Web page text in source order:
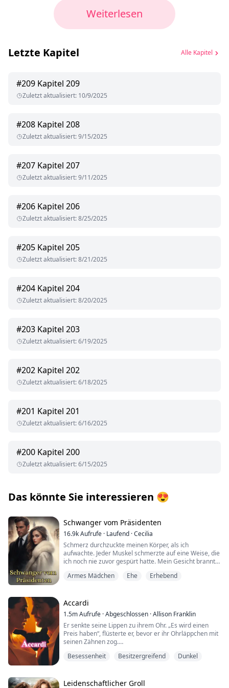
Weiterlesen
Letzte Kapitel Alle Kapitel
#209 Kapitel 209
Zuletzt aktualisiert: 10/9/2025
#208 Kapitel 208
Zuletzt aktualisiert:9/15/2025
#207 Kapitel 207
Zuletzt aktualisiert:9/11/2025
#206 Kapitel 206
Zuletzt aktualisiert:8/25/2025
#205 Kapitel 205
Zuletzt aktualisiert:8/21/2025
#204 Kapitel 204
Zuletzt aktualisiert:8/20/2025
#203 Kapitel 203
Zuletzt aktualisiert:6/19/2025
#202 Kapitel 202
Zuletzt aktualisiert:6/18/2025
#201 Kapitel 201
Zuletzt aktualisiert:6/16/2025
#200 Kapitel 200
Zuletzt aktualisiert:6/15/2025
Das könnte Sie interessieren 😍
Schwanger vom Präsidenten
16.9kAufrufe · Laufend ·Cecilia
Schmerz durchzuckte meinen Körper, als ich
aufwachte. Jeder Muskel schmerzte auf eine Weise, die
ich noch nie zuvor gespürt hatte. Mein Gesicht brannte,
sich an meinen presste, seine tiefe Stimme, die befahl:
Ewigkeit.“ Aber jetzt? Er war fort. Nur eine Karte hatte
er zurückgelassen, als wäre ich irgendein
Geschäftsvorfall. Meine Finger zitterten, als ich das
Papier zerknüllte und in den Müll warf. „Dein Geld
nehme ich, Barrett Thompson“, flüsterte ich bitter.
„Aber dich brauche ich nicht.“
Sera Ginger wurde von ihrem eigenen Vater unter
Präsidentensohn und milliardenschwere CEO,
Armes Mädchen Ehe Erhebend
Accardi
1.5mAufrufe ·Abgeschlossen ·Allison Franklin
Er senkte seine Lippen zu ihrem Ohr. „Es wird einen
Preis haben“, flüsterte er, bevor er ihr Ohrläppchen mit
seinen Zähnen zog.
ihrer Hüfte gehabt hätte, wäre sie gefallen. Er schob
„Was willst du?“ fragte sie.
Besessenheit Besitzergreifend Dunkel
Leidenschaftlicher Groll